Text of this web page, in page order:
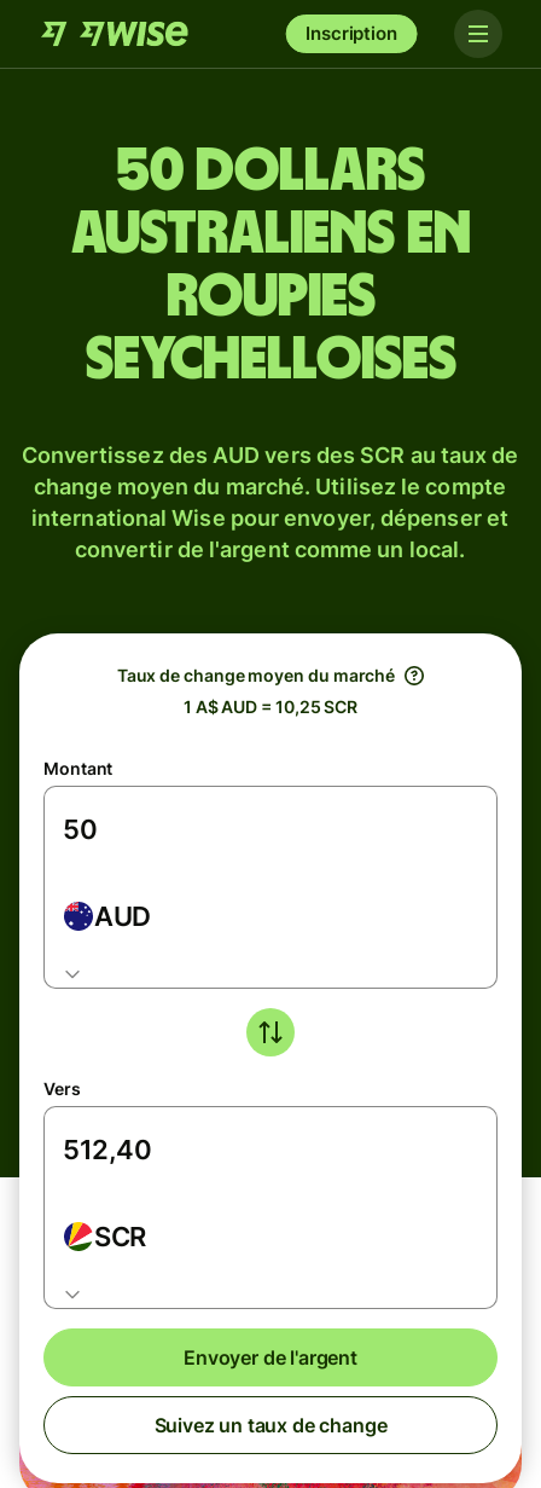
Inscription
50 dollars
australiens en
roupies
seychelloises
Convertissez des AUD vers des SCR au taux de
change moyen du marché. Utilisez le compte
international Wise pour envoyer, dépenser et
convertir de l'argent comme un local.
Taux de change moyen du marché
1 A$ AUD = 10,25 SCR
Montant
AUD
Vers
SCR
Envoyer de l'argent
Suivez un taux de change